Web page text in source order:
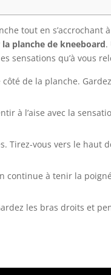
tout en s’accrochant
la planche de kneeboard.
sensations qu’à vous
de la planche.
à l’aise avec la
Tirez-vous vers le haut
à tenir la
les bras droits et